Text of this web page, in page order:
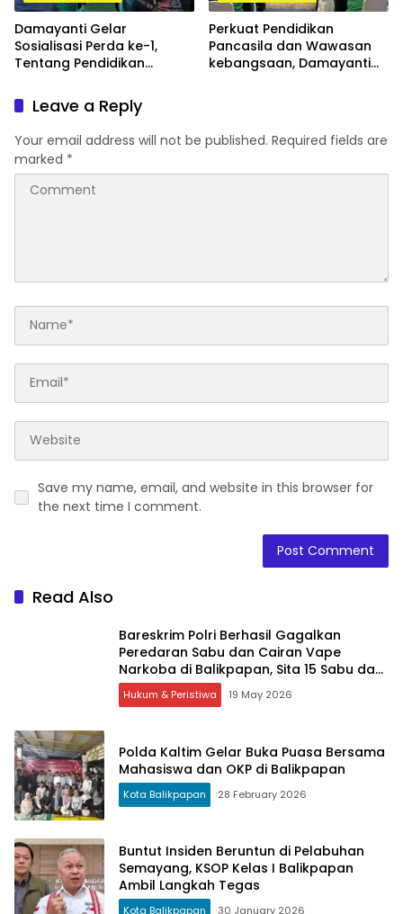
Damayanti Gelar
Sosialisasi Perda ke-1,
Tentang Pendidikan
kebangsaan
Perkuat Pendidikan
Pancasila dan Wawasan
kebangsaan, Damayanti
Leave a Reply
Your email address will not be published. Required fields are
marked *
Save my name, email, and website in this browser for
the next time I comment.
Read Also
Bareskrim Polri Berhasil Gagalkan
Peredaran Sabu dan Cairan Vape
Narkoba di Balikpapan, Sita 15 Sabu dan
315 Cartridge
Hukum & Peristiwa 19 May 2026
Polda Kaltim Gelar Buka Puasa Bersama
Mahasiswa dan OKP di Balikpapan
Kota Balikpapan 28 February 2026
Buntut Insiden Beruntun di Pelabuhan
Semayang, KSOP Kelas I Balikpapan
Ambil Langkah Tegas
Kota Balikpapan 30 January 2026